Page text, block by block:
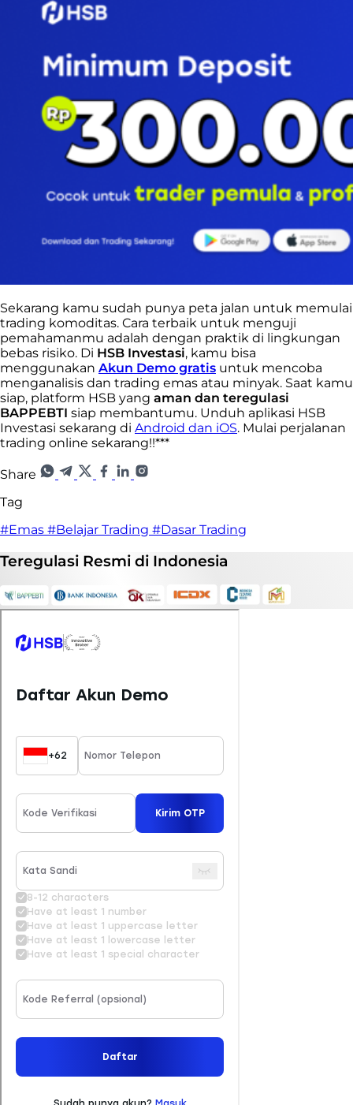
Sekarang kamu sudah punya peta jalan untuk memulai
trading komoditas. Cara terbaik untuk menguji
pemahamanmu adalah dengan praktik di lingkungan
bebas risiko. Di HSB Investasi, kamu bisa
menggunakan Akun Demo gratis untuk mencoba
menganalisis dan trading emas atau minyak. Saat kamu
siap, platform HSB yang aman dan teregulasi
BAPPEBTI siap membantumu. Unduh aplikasi HSB
Investasi sekarang di Android dan iOS. Mulai perjalanan
trading online sekarang!!***
Share
Tag
#Emas #Belajar Trading #Dasar Trading
Teregulasi Resmi di Indonesia